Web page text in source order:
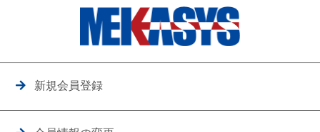
新規会員登録